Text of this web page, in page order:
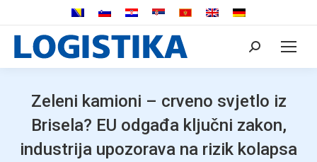
Search:
Zeleni kamioni – crveno svjetlo iz
Brisela? EU odgađa ključni zakon,
industrija upozorava na rizik kolapsa